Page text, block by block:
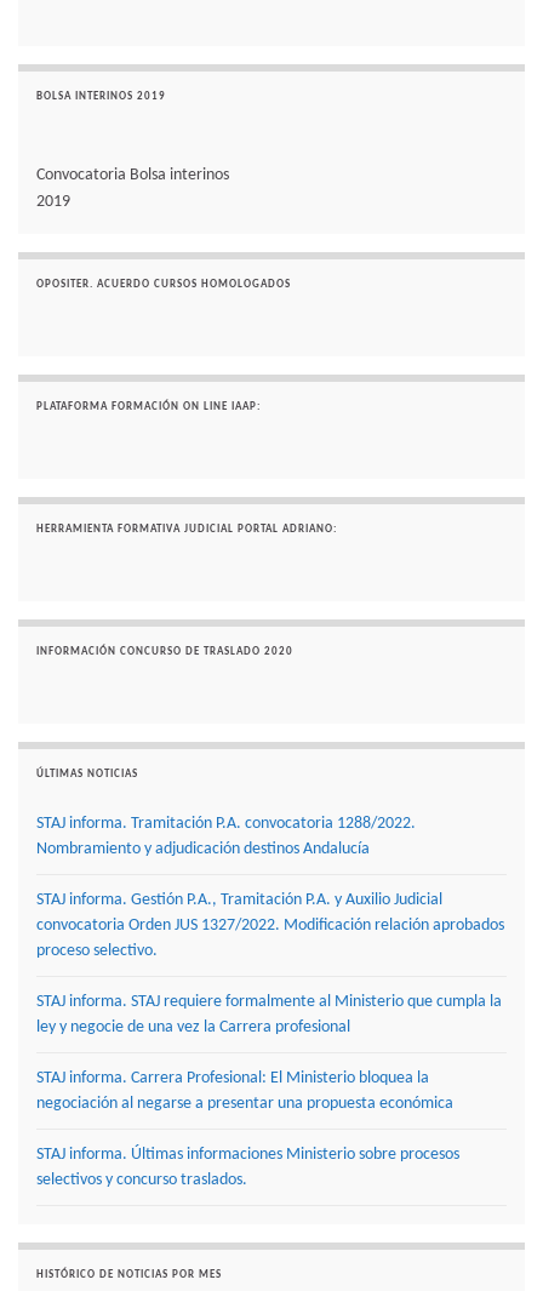
BOLSA INTERINOS 2019
Convocatoria Bolsa interinos
2019
OPOSITER. ACUERDO CURSOS HOMOLOGADOS
PLATAFORMA FORMACIÓN ON LINE IAAP:
HERRAMIENTA FORMATIVA JUDICIAL PORTAL ADRIANO:
INFORMACIÓN CONCURSO DE TRASLADO 2020
ÚLTIMAS NOTICIAS
STAJ informa. Tramitación P.A. convocatoria 1288/2022.
Nombramiento y adjudicación destinos Andalucía
STAJ informa. Gestión P.A., Tramitación P.A. y Auxilio Judicial
convocatoria Orden JUS 1327/2022. Modificación relación aprobados
proceso selectivo.
STAJ informa. STAJ requiere formalmente al Ministerio que cumpla la
ley y negocie de una vez la Carrera profesional
STAJ informa. Carrera Profesional: El Ministerio bloquea la
negociación al negarse a presentar una propuesta económica
STAJ informa. Últimas informaciones Ministerio sobre procesos
selectivos y concurso traslados.
HISTÓRICO DE NOTICIAS POR MES